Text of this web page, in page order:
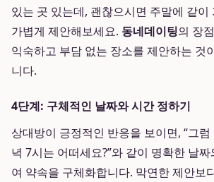
있는 곳 있는데, 괜찮으시면 주말에 같이
가볍게 제안해보세요. 동네데이팅의 장
익숙하고 부담 없는 장소를 제안하는 것
니다.
4단계: 구체적인 날짜와 시간 정하기
상대방이 긍정적인 반응을 보이면, “그
녁 7시는 어떠세요?”와 같이 명확한 날
여 약속을 구체화합니다. 막연한 제안보